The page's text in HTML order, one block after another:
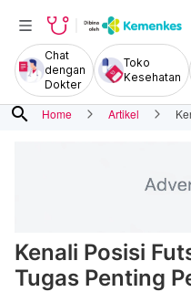
Chat
dengan
Dokter
Toko
Kesehatan
search Home Artikel
Kenali Posisi
Tugas Penting